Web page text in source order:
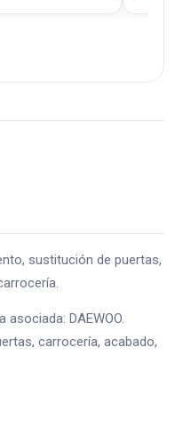
sustitución de puertas,
DAEWOO.
carrocería, acabado,